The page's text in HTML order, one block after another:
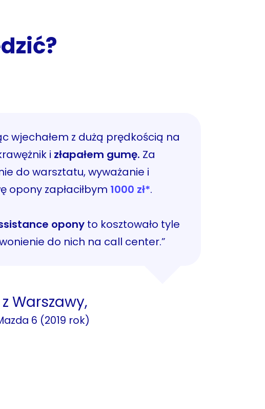
wjechałem z dużą prędkością na
i złapałem gumę. Za
do warsztatu, wyważanie i
opony zapłaciłbym 1000 zł*.
opony to kosztowało tyle
do nich na call center.”
Warszawy,
6 (2019 rok)